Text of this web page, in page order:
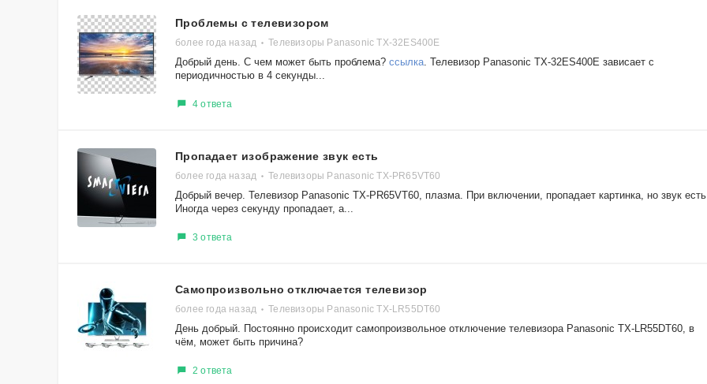
Проблемы с телевизором
более года назад Телевизоры Panasonic TX-32ES400E
Добрый день. С чем может быть проблема? ссылка. Телевизор Panasonic TX-32ES400E зависает с
периодичностью в 4 секунды...
4 ответа
Пропадает изображение звук есть
более года назад Телевизоры Panasonic TX-PR65VT60
Добрый вечер. Телевизор Panasonic TX-PR65VT60, плазма. При включении, пропадает картинка, но звук
Иногда через секунду пропадает, а...
3 ответа
Самопроизвольно отключается телевизор
более года назад Телевизоры Panasonic TX-LR55DT60
День добрый. Постоянно происходит самопроизвольное отключение телевизора Panasonic TX-LR55DT60, в
чём, может быть причина?
2 ответа